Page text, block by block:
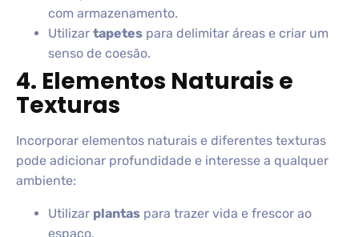
com armazenamento.
Utilizar tapetes para delimitar áreas e criar um
senso de coesão.
4. Elementos Naturais e
Texturas
Incorporar elementos naturais e diferentes texturas
pode adicionar profundidade e interesse a qualquer
ambiente:
Utilizar plantas para trazer vida e frescor ao
espaço.